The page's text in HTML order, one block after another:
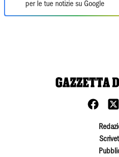
per le tue notizie su Google